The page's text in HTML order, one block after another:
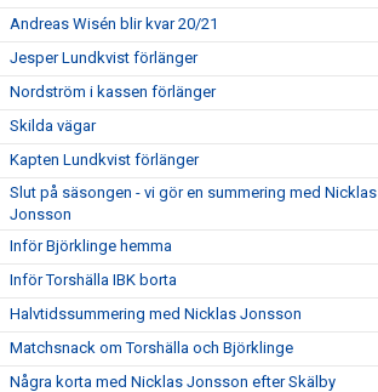
Andreas Wisén blir kvar 20/21
Jesper Lundkvist förlänger
Nordström i kassen förlänger
Skilda vägar
Kapten Lundkvist förlänger
Slut på säsongen - vi gör en summering med Nicklas
Jonsson
Inför Björklinge hemma
Inför Torshälla IBK borta
Halvtidssummering med Nicklas Jonsson
Matchsnack om Torshälla och Björklinge
Några korta med Nicklas Jonsson efter Skälby